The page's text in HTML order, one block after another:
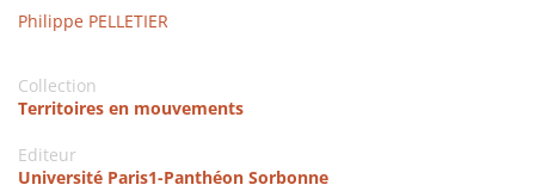
Philippe PELLETIER
Collection
Territoires en mouvements
Editeur
Université Paris1-Panthéon Sorbonne